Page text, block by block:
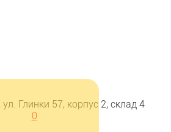
Глинки 57, корпус 2, склад 4
0